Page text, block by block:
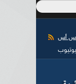
أس أس
يوتيوب